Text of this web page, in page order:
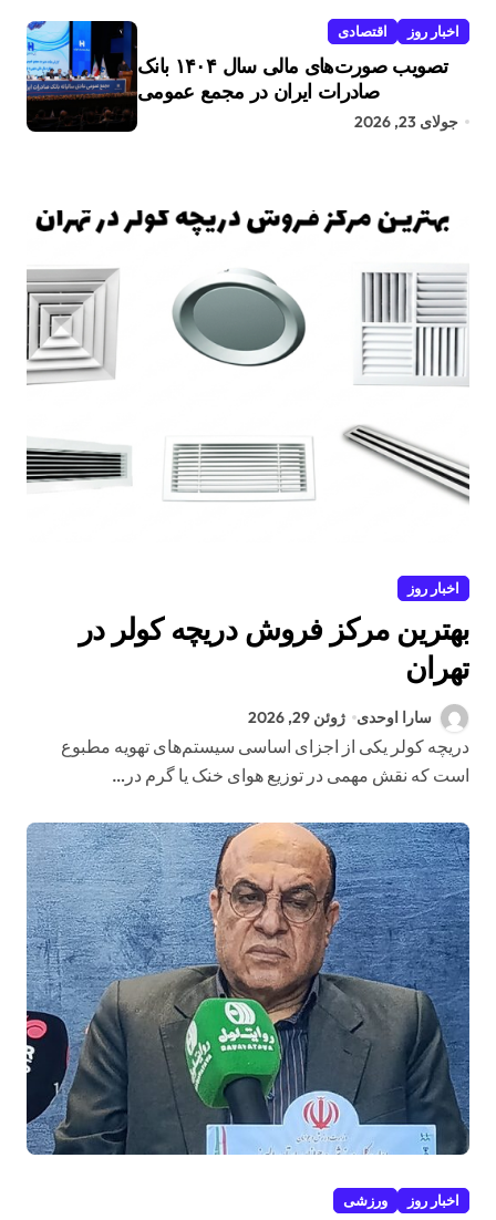
اخبار روز اقتصادی
تصویب صورت‌های مالی سال ۱۴۰۴ بانک
صادرات ایران در مجمع عمومی
جولای 23, 2026
اخبار روز
بهترین مرکز فروش دریچه کولر در
تهران
سارا اوحدی ژوئن 29, 2026
دریچه کولر یکی از اجزای اساسی سیستم‌های تهویه مطبوع
است که نقش مهمی در توزیع هوای خنک یا گرم در…
اخبار روز ورزشی